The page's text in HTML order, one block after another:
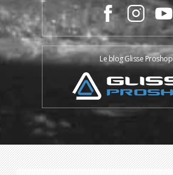
Le blog Glisse Proshop